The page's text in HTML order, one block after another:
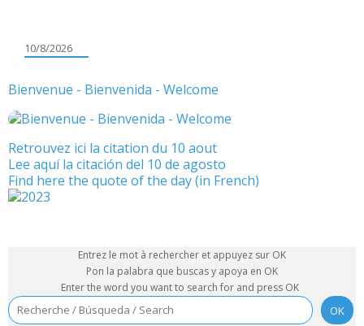
10/8/2026
Bienvenue - Bienvenida - Welcome
Retrouvez ici la citation du 10 aout
Lee aquí la citación del 10 de agosto
Find here the quote of the day (in French)
Entrez le mot à rechercher et appuyez sur OK
Pon la palabra que buscas y apoya en OK
Enter the word you want to search for and press OK